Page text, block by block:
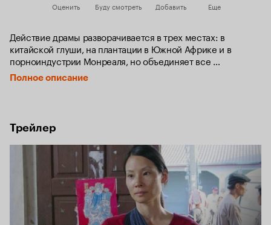
Оценить Буду смотреть Добавить Еще
Действие драмы разворачивается в трех местах: в
китайской глуши, на плантации в Южной Африке и в
порноиндустрии Монреаля, но объединяет все
происходящее борьба со СПИДом.
вызывает эпидемию в одной глухой деревне. В Монреале,
Денис — порно-актер, скрывающий свой положительный
ВИЧ-статус, чтобы продолжать работать и содержать свою
мать. И, в Африке, сестра Клара — молодая монахиня,
обращающая умирающих местных жителей в католицизм
прежде, чем будет слишком поздно; она заключает
отчаянную сделку с коррумпированным владельцем
плантации, чтобы помочь предотвратить распространение
СПИДа в регионе.
Полное описание
Трейлер